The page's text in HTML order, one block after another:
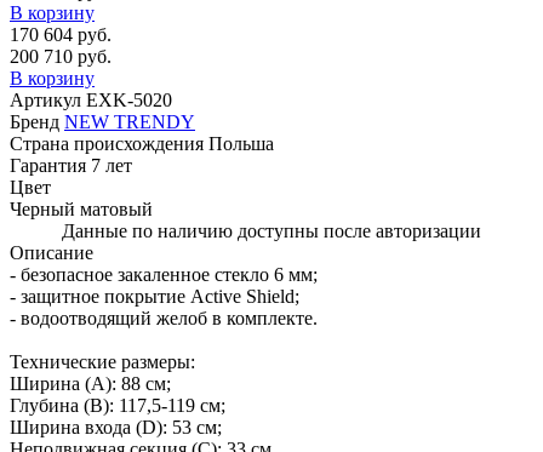
В корзину
170 604 руб.
200 710 руб.
В корзину
Артикул EXK-5020
Бренд NEW TRENDY
Страна происхождения Польша
Гарантия 7 лет
Цвет
Черный матовый
Данные по наличию доступны после авторизации
Описание
- безопасное закаленное стекло 6 мм;
- защитное покрытие Active Shield;
- водоотводящий желоб в комплекте.
Технические размеры:
Ширина (A): 88 см;
Глубина (B): 117,5-119 см;
Ширина входа (D): 53 см;